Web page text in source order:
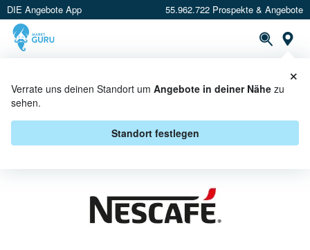
DIE Angebote App 55.962.722 Prospekte & Angebote
Verrate uns deinen Standort um Angebote in deiner Nähe zu
sehen.
Standort festlegen
×
NESCAFÉ BEI NORMA -
ANGEBOTE & AKTIONEN